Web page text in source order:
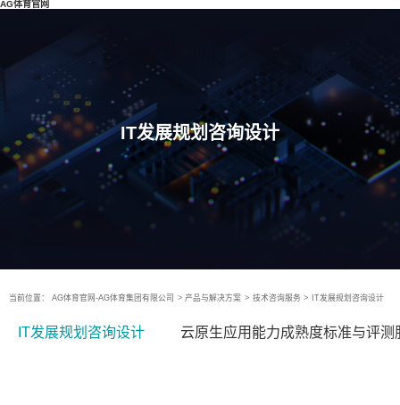
AG体育官网
IT发展规划咨询设计
当前位置： AG体育官网-AG体育集团有限公司 > 产品与解决方案 > 技术咨询服务 > IT发展规划咨询设计
IT发展规划咨询设计 云原生应用能力成熟度标准与评测